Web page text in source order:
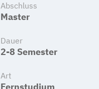
Abschluss
Master
Dauer
2-8 Semester
Art